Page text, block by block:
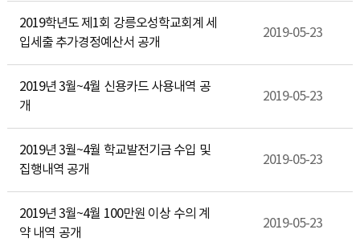
2019학년도 제1회 강릉오성학교회계 세
입세출 추가경정예산서 공개
2019-05-23
2019년 3월~4월 신용카드 사용내역 공
개
2019-05-23
2019년 3월~4월 학교발전기금 수입 및
집행내역 공개
2019-05-23
2019년 3월~4월 100만원 이상 수의 계
약 내역 공개
2019-05-23